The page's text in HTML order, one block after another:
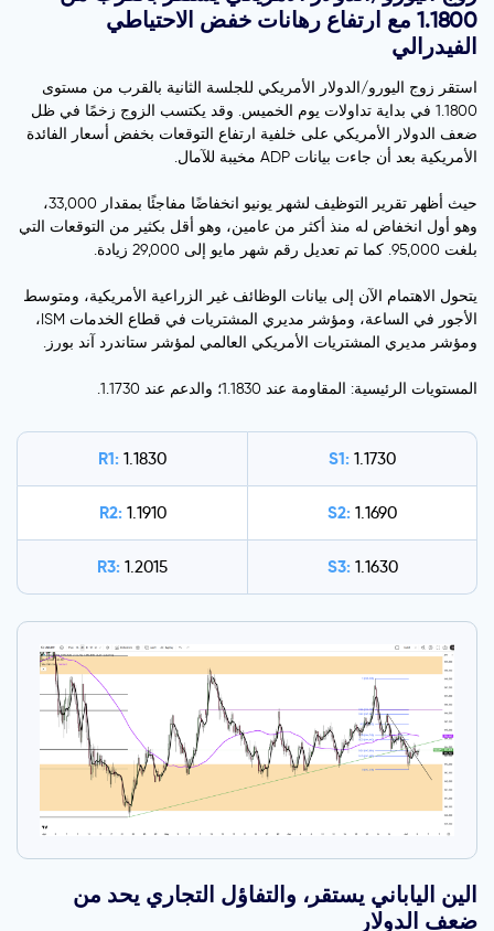
1.1800 مع ارتفاع رهانات خفض الاحتياطي
الفيدرالي
استقر زوج اليورو/الدولار الأمريكي للجلسة الثانية بالقرب من مستوى
1.1800 في بداية تداولات يوم الخميس. وقد يكتسب الزوج زخمًا في ظل
ضعف الدولار الأمريكي على خلفية ارتفاع التوقعات بخفض أسعار الفائدة
الأمريكية بعد أن جاءت بيانات ADP مخيبة للآمال.
حيث أظهر تقرير التوظيف لشهر يونيو انخفاضًا مفاجئًا بمقدار 33,000،
وهو أول انخفاض له منذ أكثر من عامين، وهو أقل بكثير من التوقعات التي
بلغت 95,000. كما تم تعديل رقم شهر مايو إلى 29,000 زيادة.
يتحول الاهتمام الآن إلى بيانات الوظائف غير الزراعية الأمريكية، ومتوسط
الأجور في الساعة، ومؤشر مديري المشتريات في قطاع الخدمات ISM،
ومؤشر مديري المشتريات الأمريكي العالمي لمؤشر ستاندرد آند بورز.
المستويات الرئيسية: المقاومة عند 1.1830؛ والدعم عند 1.1730.
R1: 1.1830 S1: 1.1730
R2: 1.1910 S2: 1.1690
R3: 1.2015 S3: 1.1630
الين الياباني يستقر، والتفاؤل التجاري يحد من
ضعف الدولار